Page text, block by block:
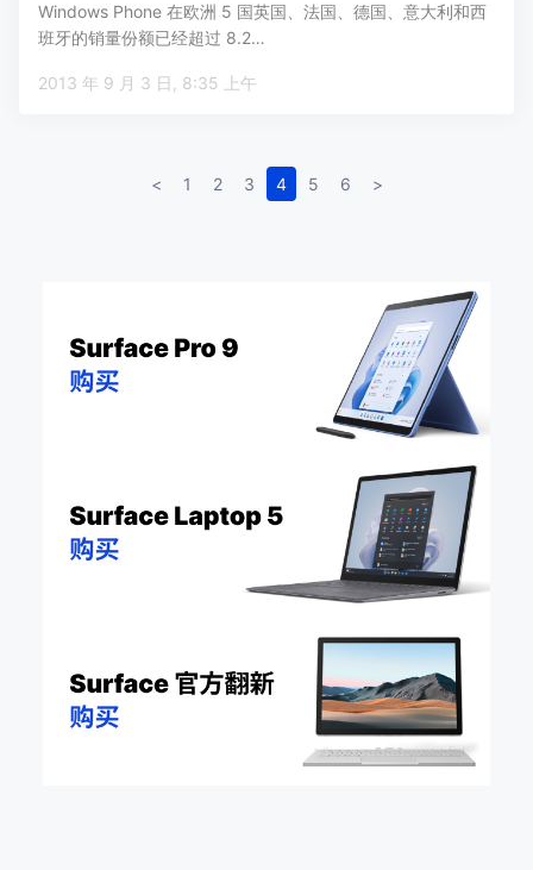
Windows Phone 在欧洲 5 国英国、法国、德国、意大利和西
班牙的销量份额已经超过 8.2…
2013 年 9 月 3 日, 8:35 上午
< 1 2 3 4 5 6 >